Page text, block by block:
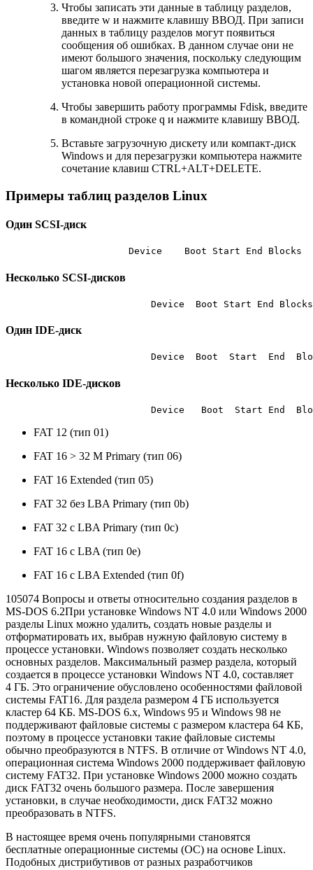
Чтобы записать эти данные в таблицу разделов,
введите w и нажмите клавишу ВВОД. При записи
данных в таблицу разделов могут появиться
сообщения об ошибках. В данном случае они не
имеют большого значения, поскольку следующим
шагом является перезагрузка компьютера и
установка новой операционной системы.
Чтобы завершить работу программы Fdisk, введите
в командной строке q и нажмите клавишу ВВОД.
Вставьте загрузочную дискету или компакт-диск
Windows и для перезагрузки компьютера нажмите
сочетание клавиш CTRL+ALT+DELETE.
Примеры таблиц разделов Linux
Один SCSI-диск
Device    Boot Start End Blocks
Несколько SCSI-дисков
Device  Boot Start End
Один IDE-диск
Device  Boot  Start  End
Несколько IDE-дисков
Device   Boot  Start End
FAT 12 (тип 01)
FAT 16 > 32 M Primary (тип 06)
FAT 16 Extended (тип 05)
FAT 32 без LBA Primary (тип 0b)
FAT 32 с LBA Primary (тип 0c)
FAT 16 с LBA (тип 0e)
FAT 16 с LBA Extended (тип 0f)
105074 Вопросы и ответы относительно создания разделов в
MS-DOS 6.2При установке Windows NT 4.0 или Windows 2000
разделы Linux можно удалить, создать новые разделы и
отформатировать их, выбрав нужную файловую систему в
процессе установки. Windows позволяет создать несколько
основных разделов. Максимальный размер раздела, который
создается в процессе установки Windows NT 4.0, составляет
4 ГБ. Это ограничение обусловлено особенностями файловой
системы FAT16. Для раздела размером 4 ГБ используется
кластер 64 КБ. MS-DOS 6.x, Windows 95 и Windows 98 не
поддерживают файловые системы с размером кластера 64 КБ,
поэтому в процессе установки такие файловые системы
обычно преобразуются в NTFS. В отличие от Windows NT 4.0,
операционная система Windows 2000 поддерживает файловую
систему FAT32. При установке Windows 2000 можно создать
диск FAT32 очень большого размера. После завершения
установки, в случае необходимости, диск FAT32 можно
преобразовать в NTFS.
В настоящее время очень популярными становятся
бесплатные операционные системы (ОС) на основе Linux.
Подобных дистрибутивов от разных разработчиков